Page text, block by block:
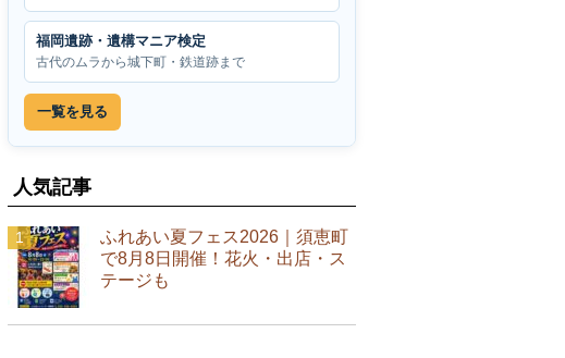
福岡遺跡・遺構マニア検定
古代のムラから城下町・鉄道跡まで
一覧を見る
人気記事
ふれあい夏フェス2026｜須恵町
で8月8日開催！花火・出店・ス
テージも